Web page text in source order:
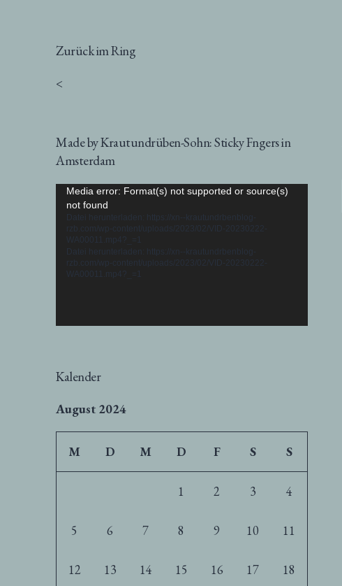
Zurück im Ring
<
Made by Krautundrüben-Sohn: Sticky Fngers in
Amsterdam
Video-
Player
Media error: Format(s) not supported or source(s)
not found
Datei herunterladen: https://xn--krautundrbenblog-
rzb.com/wp-content/uploads/2023/02/VID-20230222-
WA00011.mp4?_=1
Datei herunterladen: https://xn--krautundrbenblog-
rzb.com/wp-content/uploads/2023/02/VID-20230222-
WA00011.mp4?_=1
Kalender
August 2024
M D M D F S S
1 2 3 4
5 6 7 8 9 10 11
12 13 14 15 16 17 18